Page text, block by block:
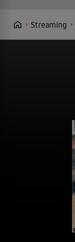
Streaming